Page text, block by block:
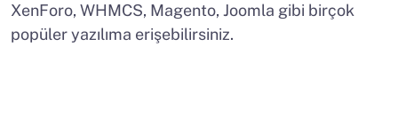
XenForo, WHMCS, Magento, Joomla gibi birçok
popüler yazılıma erişebilirsiniz.